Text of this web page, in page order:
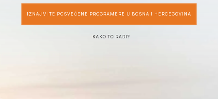
IZNAJMITE POSVEĆENE PROGRAMERE U BOSNA I HERCEGOVINA
KAKO TO RADI?